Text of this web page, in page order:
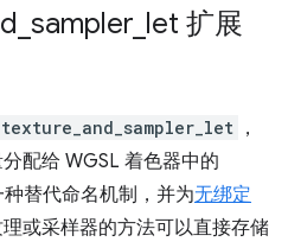
sampler let 扩展
texture_and_sampler_let ，
配给 WGSL 着色器中的
替代命名机制，并为无绑定
或采样器的方法可以直接存储